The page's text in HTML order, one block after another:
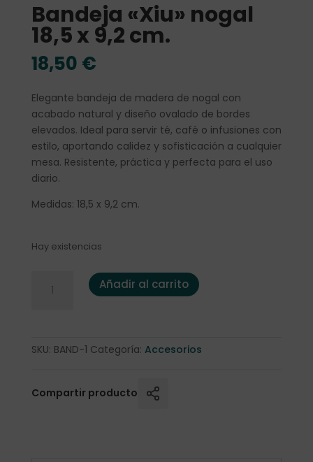
Bandeja «Xiu» nogal
18,5 x 9,2 cm.
18,50 €
Elegante bandeja de madera de nogal con
acabado natural y diseño ovalado de bordes
elevados. Ideal para servir té, café o infusiones con
estilo, aportando calidez y sofisticación a cualquier
mesa. Resistente, práctica y perfecta para el uso
diario.
Medidas: 18,5 x 9,2 cm.
Hay existencias
Bandeja "Xiu" nogal 18,5 x 9,2 cm. cantidad
Añadir al carrito
SKU: BAND-1 Categoría: Accesorios
Compartir producto